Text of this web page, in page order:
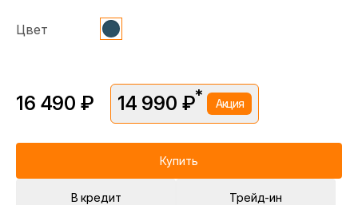
Цвет
16 490 ₽ 14 990 ₽* Акция
Цена без скидки —16 490 ₽. Подробности уточняйте у
Купить
В кредит Трейд-ин